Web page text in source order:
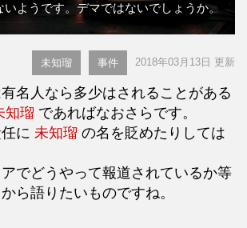
いようです。デマではないでしょうか。
未知瑠 事件 2018年03月13日 更新
有名人なら多少はされることがある
知瑠 であればなおさらです。
に 未知瑠 の名を貶めたりしては
でどうやって報道されているか等
ら語りたいものですね。